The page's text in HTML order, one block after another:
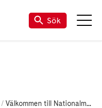
Sök
Välkommen till Nationalmuseum